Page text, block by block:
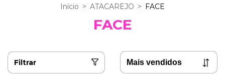
Início > ATACAREJO > FACE
FACE
Filtrar